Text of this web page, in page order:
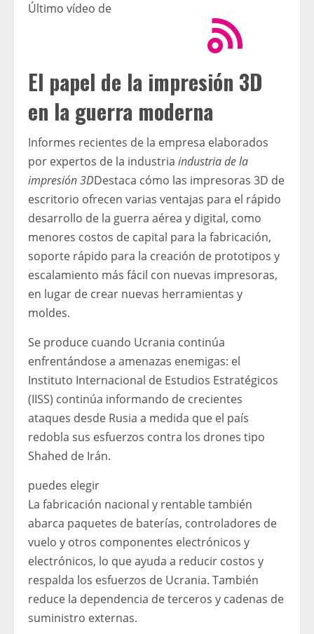
Último vídeo de
El papel de la impresión 3D
en la guerra moderna
Informes recientes de la empresa elaborados
por expertos de la industria industria de la
impresión 3DDestaca cómo las impresoras 3D de
escritorio ofrecen varias ventajas para el rápido
desarrollo de la guerra aérea y digital, como
menores costos de capital para la fabricación,
soporte rápido para la creación de prototipos y
escalamiento más fácil con nuevas impresoras,
en lugar de crear nuevas herramientas y
moldes.
Se produce cuando Ucrania continúa
enfrentándose a amenazas enemigas: el
Instituto Internacional de Estudios Estratégicos
(IISS) continúa informando de crecientes
ataques desde Rusia a medida que el país
redobla sus esfuerzos contra los drones tipo
Shahed de Irán.
puedes elegir
La fabricación nacional y rentable también
abarca paquetes de baterías, controladores de
vuelo y otros componentes electrónicos y
electrónicos, lo que ayuda a reducir costos y
respalda los esfuerzos de Ucrania. También
reduce la dependencia de terceros y cadenas de
suministro externas.